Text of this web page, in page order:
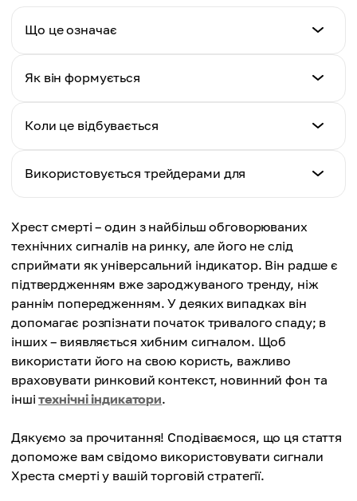
Що це означає
Золотий Хрест
Бичачий сигнал (ринок може зростати)
Хрест Смерті
Як він формується
Золотий Хрест
50-денна MA перетинає 200-денну MA
Хрест Смерті
Коли це відбувається
Золотий Хрест
Після спадного тренду, демонструючи
Хрест Смерті
Після висхідного тренду, сигналізуючи про
можливий розворот
Використовується трейдерами для
Визначення можливостей для купівлі
Хрест Смерті
Визначення моменту продажу або уникнення
довгих позицій
Хрест смерті – один з найбільш обговорюваних
технічних сигналів на ринку, але його не слід
сприймати як універсальний індикатор. Він радше є
підтвердженням вже зароджуваного тренду, ніж
раннім попередженням. У деяких випадках він
допомагає розпізнати початок тривалого спаду; в
інших – виявляється хибним сигналом. Щоб
використати його на свою користь, важливо
враховувати ринковий контекст, новинний фон та
іншітехнічні індикатори.
Дякуємо за прочитання! Сподіваємося, що ця стаття
допоможе вам свідомо використовувати сигнали
Хреста смерті у вашій торговій стратегії.